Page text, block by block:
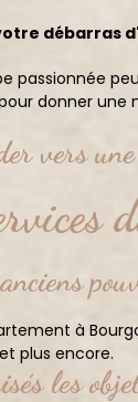
débarras
passionnée
donner une
vers
à
plus encore.
les